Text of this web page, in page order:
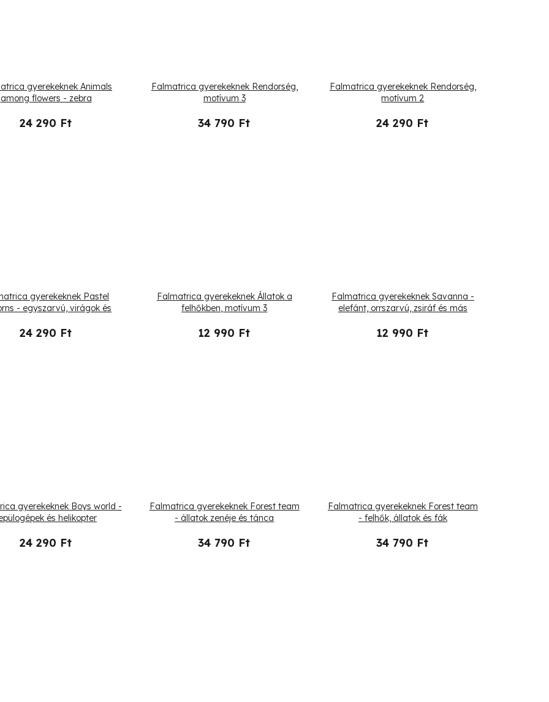
gyerekeknek Animals
among flowers - zebra
24 290 Ft
Falmatrica gyerekeknek Rendorség,
motívum 3
34 790 Ft
Falmatrica gyerekeknek Rendorség,
motívum 2
24 290 Ft
gyerekeknek Pastel
- egyszarvú, virágok és
24 290 Ft
Falmatrica gyerekeknek Állatok a
felhőkben, motívum 3
12 990 Ft
Falmatrica gyerekeknek Savanna -
elefánt, orrszarvú, zsiráf és más
12 990 Ft
gyerekeknek Boys world -
és helikopter
24 290 Ft
Falmatrica gyerekeknek Forest team
- állatok zenéje és tánca
34 790 Ft
Falmatrica gyerekeknek Forest team
- felhők, állatok és fák
34 790 Ft